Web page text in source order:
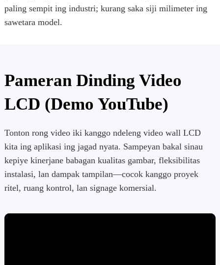
paling sempit ing industri; kurang saka siji milimeter ing
sawetara model.
Pameran Dinding Video
LCD (Demo YouTube)
Tonton rong video iki kanggo ndeleng video wall LCD
kita ing aplikasi ing jagad nyata. Sampeyan bakal sinau
kepiye kinerjane babagan kualitas gambar, fleksibilitas
instalasi, lan dampak tampilan—cocok kanggo proyek
ritel, ruang kontrol, lan signage komersial.